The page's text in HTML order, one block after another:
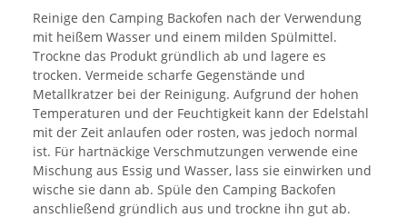
Reinige den Camping Backofen nach der Verwendung
mit heißem Wasser und einem milden Spülmittel.
Trockne das Produkt gründlich ab und lagere es
trocken. Vermeide scharfe Gegenstände und
Metallkratzer bei der Reinigung. Aufgrund der hohen
Temperaturen und der Feuchtigkeit kann der Edelstahl
mit der Zeit anlaufen oder rosten, was jedoch normal
ist. Für hartnäckige Verschmutzungen verwende eine
Mischung aus Essig und Wasser, lass sie einwirken und
wische sie dann ab. Spüle den Camping Backofen
anschließend gründlich aus und trockne ihn gut ab.